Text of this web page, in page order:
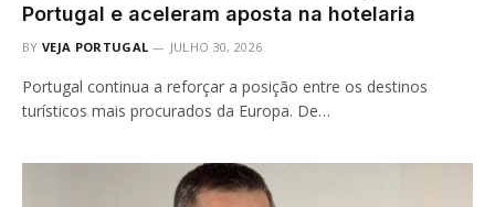
Portugal e aceleram aposta na hotelaria
BY VEJA PORTUGAL JULHO 30, 2026
Portugal continua a reforçar a posição entre os destinos
turísticos mais procurados da Europa. De…